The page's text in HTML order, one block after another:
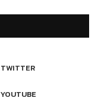
TWITTER
YOUTUBE